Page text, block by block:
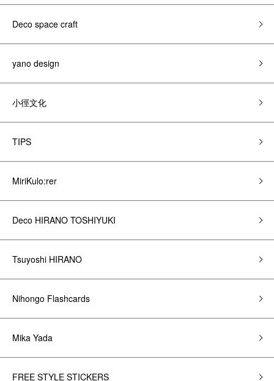
Deco space craft
yano design
小徑文化
TIPS
MiriKulo:rer
Deco HIRANO TOSHIYUKI
Tsuyoshi HIRANO
Nihongo Flashcards
Mika Yada
FREE STYLE STICKERS